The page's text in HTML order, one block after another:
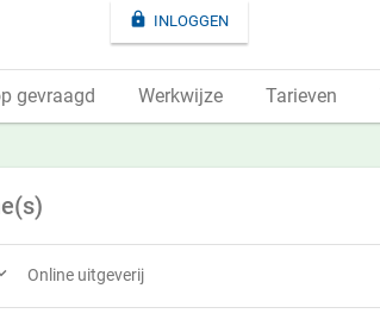
Online uitgeverij
 INLOGGEN
gevraagd Werkwijze Tarieven